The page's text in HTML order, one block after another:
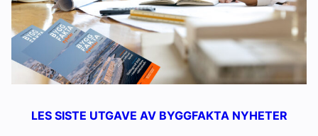
LES SISTE UTGAVE AV BYGGFAKTA NYHETER